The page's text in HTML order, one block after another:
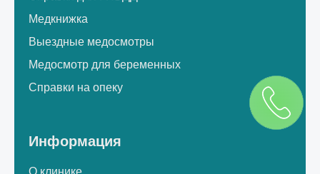
Медкнижка
Выездные медосмотры
Медосмотр для беременных
Справки на опеку
Информация
О клинике